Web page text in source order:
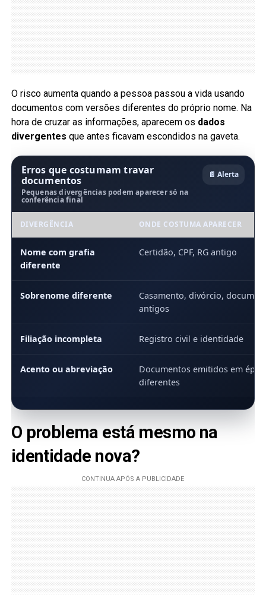
O risco aumenta quando a pessoa passou a vida usando
documentos com versões diferentes do próprio nome. Na
hora de cruzar as informações, aparecem os dados
divergentes que antes ficavam escondidos na gaveta.
Erros que costumam travar
documentos
Pequenas divergências podem aparecer só na
conferência final
📄 Alerta
DIVERGÊNCIA ONDE COSTUMA APARECER
Nome com grafia
diferente
Certidão, CPF, RG antigo
Sobrenome diferente
Casamento, divórcio,
antigos
Filiação incompleta Registro civil e identidade
Acento ou abreviação
Documentos emitidos em
diferentes
O problema está mesmo na
identidade nova?